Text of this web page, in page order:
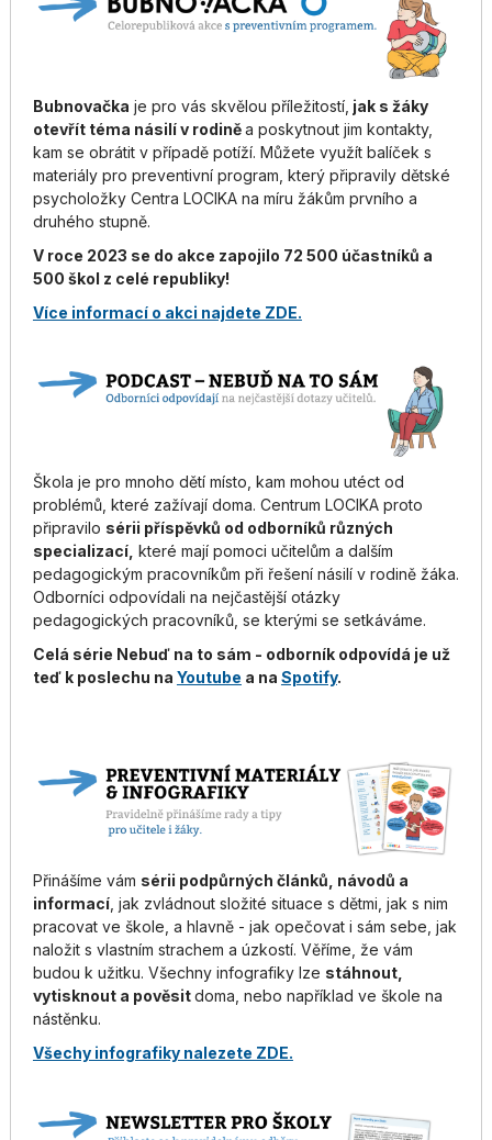
Bubnovačka je pro vás skvělou příležitostí, jak s žáky
otevřít téma násilí v rodiněa poskytnout jim kontakty,
kam se obrátit v případě potíží. Můžete využít balíček s
materiály pro preventivní program, který připravily dětské
psycholožky Centra LOCIKA na míru žákům prvního a
druhého stupně.
V roce 2023 se do akce zapojilo 72 500 účastníků a
500 škol z celé republiky!
Více informací o akci najdete ZDE.
Škola je pro mnoho dětí místo, kam mohou utéct od
problémů, které zažívají doma. Centrum LOCIKA proto
připravilo sérii příspěvků od odborníků různých
specializací, které mají pomoci učitelům a dalším
pedagogickým pracovníkům při řešení násilí v rodině žáka.
Odborníci odpovídali na nejčastější otázky
pedagogických pracovníků, se kterými se setkáváme.
Celá série Nebuď na to sám - odborník odpovídá je už
teď k poslechu na Youtube a na Spotify.
Přinášíme vám sérii podpůrných článků, návodů a
informací, jak zvládnout složité situace s dětmi, jak s nim
pracovat ve škole, a hlavně - jak opečovat i sám sebe, jak
naložit s vlastním strachem a úzkostí. Věříme, že vám
budou k užitku. Všechny infografiky lze stáhnout,
vytisknout a pověsitdoma, nebo například ve škole na
nástěnku.
Všechy infografiky nalezete ZDE.